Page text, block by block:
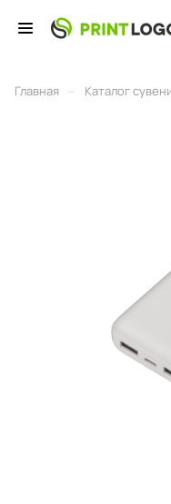
Главная Каталог